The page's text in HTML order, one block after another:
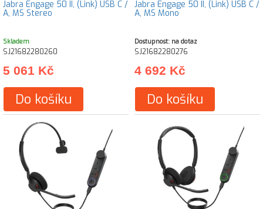
Jabra Engage 50 II, (Link) USB C /
A, MS Stereo
Skladem
SJ21682280260
5 061 Kč
Do košíku
Jabra Engage 50 II, (Link) USB C /
A, MS Mono
Dostupnost: na dotaz
SJ21682280276
4 692 Kč
Do košíku